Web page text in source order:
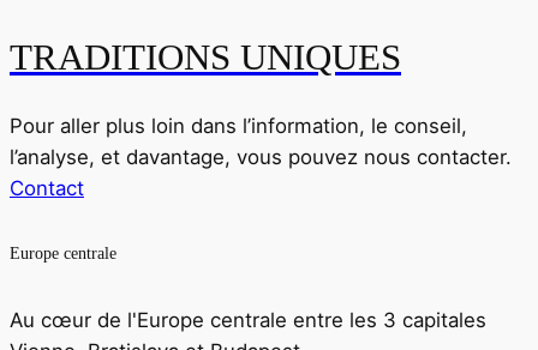
TRADITIONS UNIQUES
Pour aller plus loin dans l’information, le conseil,
l’analyse, et davantage, vous pouvez nous contacter.
Contact
Europe centrale
Au cœur de l'Europe centrale entre les 3 capitales